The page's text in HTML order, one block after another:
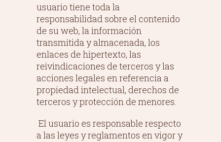
usuario tiene toda la
responsabilidad sobre el contenido
de su web, la información
transmitida y almacenada, los
enlaces de hipertexto, las
reivindicaciones de terceros y las
acciones legales en referencia a
propiedad intelectual, derechos de
terceros y protección de menores.
El usuario es responsable respecto
a las leyes y reglamentos en vigor y